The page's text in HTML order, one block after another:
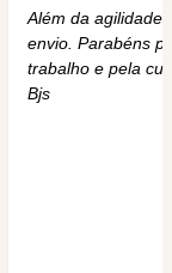
Além da agilidade
envio. Parabéns
trabalho e pela
Bjs